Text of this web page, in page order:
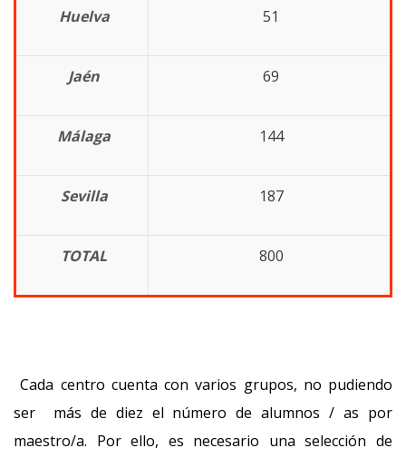
Huelva 51
Jaén 69
Málaga 144
Sevilla 187
TOTAL 800
Cada centro cuenta con varios grupos, no pudiendo
ser más de diez el número de alumnos / as por
maestro/a. Por ello, es necesario una selección de